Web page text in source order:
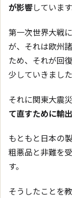
が影響しています
第一次世界大戦
が、それは欧州
ため、それが回
少していきました
それに関東大震
て直すために輸
もともと日本の
粗悪品と非難を
す。
そうしたことを